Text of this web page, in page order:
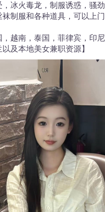
冰火毒龙，制服诱惑，骚
制服和各种道具，可以上
，越南，泰国，菲律宾，印
及本地美女兼职资源】